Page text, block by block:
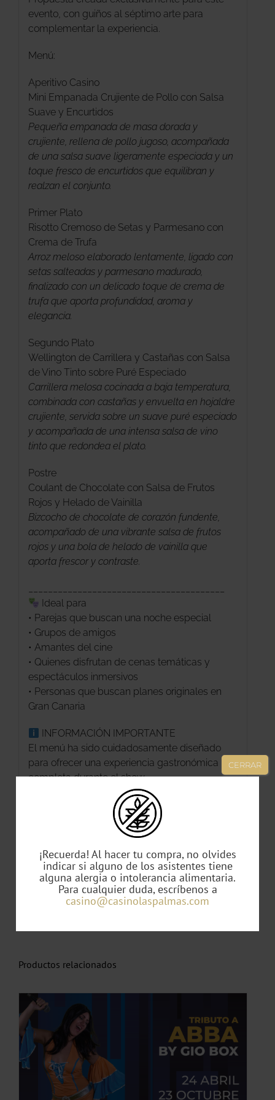
evento, con guiños al séptimo arte para
complementar la experiencia.
Menú:
Aperitivo Casino
Mini Empanada Crujiente de Pollo con Salsa
Suave y Encurtidos
Pequeña empanada de masa dorada y
crujiente, rellena de pollo jugoso, acompañada
de una salsa suave ligeramente especiada y un
toque fresco de encurtidos que equilibran y
realzan el conjunto.
Primer Plato
Risotto Cremoso de Setas y Parmesano con
Crema de Trufa
Arroz meloso elaborado lentamente, ligado con
setas salteadas y parmesano madurado,
finalizado con un delicado toque de crema de
trufa que aporta profundidad, aroma y
elegancia.
Segundo Plato
Wellington de Carrillera y Castañas con Salsa
de Vino Tinto sobre Puré Especiado
Carrillera melosa cocinada a baja temperatura,
combinada con castañas y envuelta en hojaldre
crujiente, servida sobre un suave puré especiado
y acompañada de una intensa salsa de vino
tinto que redondea el plato.
Postre
Coulant de Chocolate con Salsa de Frutos
Rojos y Helado de Vainilla
Bizcocho de chocolate de corazón fundente,
acompañado de una vibrante salsa de frutos
rojos y una bola de helado de vainilla que
aporta frescor y contraste.
Ideal para
• Parejas que buscan una noche especial
• Grupos de amigos
• Amantes del cine
• Quienes disfrutan de cenas temáticas y
espectáculos inmersivos
• Personas que buscan planes originales en
Gran Canaria
INFORMACIÓN IMPORTANTE
El menú ha sido cuidadosamente diseñado
para ofrecer una experiencia gastronómica
completa durante el show.
Si presenta alergias, intolerancias o
restricciones médicas, rogamos comunicarlo
previamente al equipo Comercial.
Los menús tienen un precio cerrado, puede
realizar un cambio de carne a pescado o
viceversa con un coste adicional de 5 € por
persona.
Productos relacionados
¡Recuerda! Al hacer tu compra, no olvides
indicar si alguno de los asistentes tiene
alguna alergia o intolerancia alimentaria.
Para cualquier duda, escríbenos a
casino@casinolaspalmas.com
CERRAR